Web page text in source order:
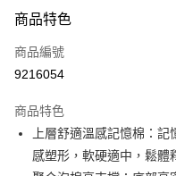
信用卡一次付款
信用卡分期付款
合作金庫商業銀行
華南商業銀行
上海商業儲蓄銀行
6 期 0 利率 每期
華南商業銀行
LINE Pay
商品特色
商品編號
9216054
商品特色
上層舒適溫感記憶棉：
感塑形，軟硬適中，鬆體